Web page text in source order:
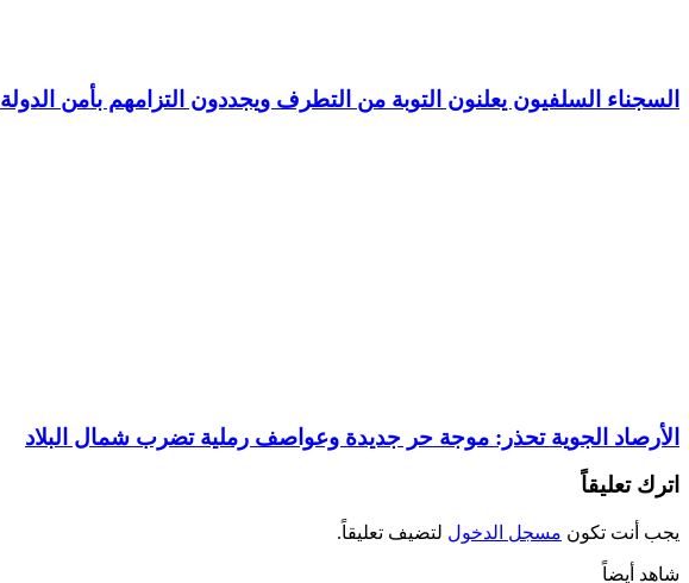
السجناء السلفيون يعلنون التوبة من التطرف ويجددون التزامهم بأمن الدولة
الأرصاد الجوية تحذر: موجة حر جديدة وعواصف رملية تضرب شمال البلاد
اترك تعليقاً
يجب أنت تكون مسجل الدخول لتضيف تعليقاً.
شاهد أيضاً